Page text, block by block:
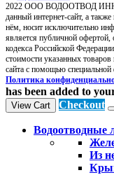
2022 ООО ВОДООТВОД ИНН
данный интернет-сайт, а
нём, носит исключительно
является публичной
кодекса Российской
стоимости указанных
сайта с помощью
Политика
has been added to
View Cart Checkout
Водоотводные
Из